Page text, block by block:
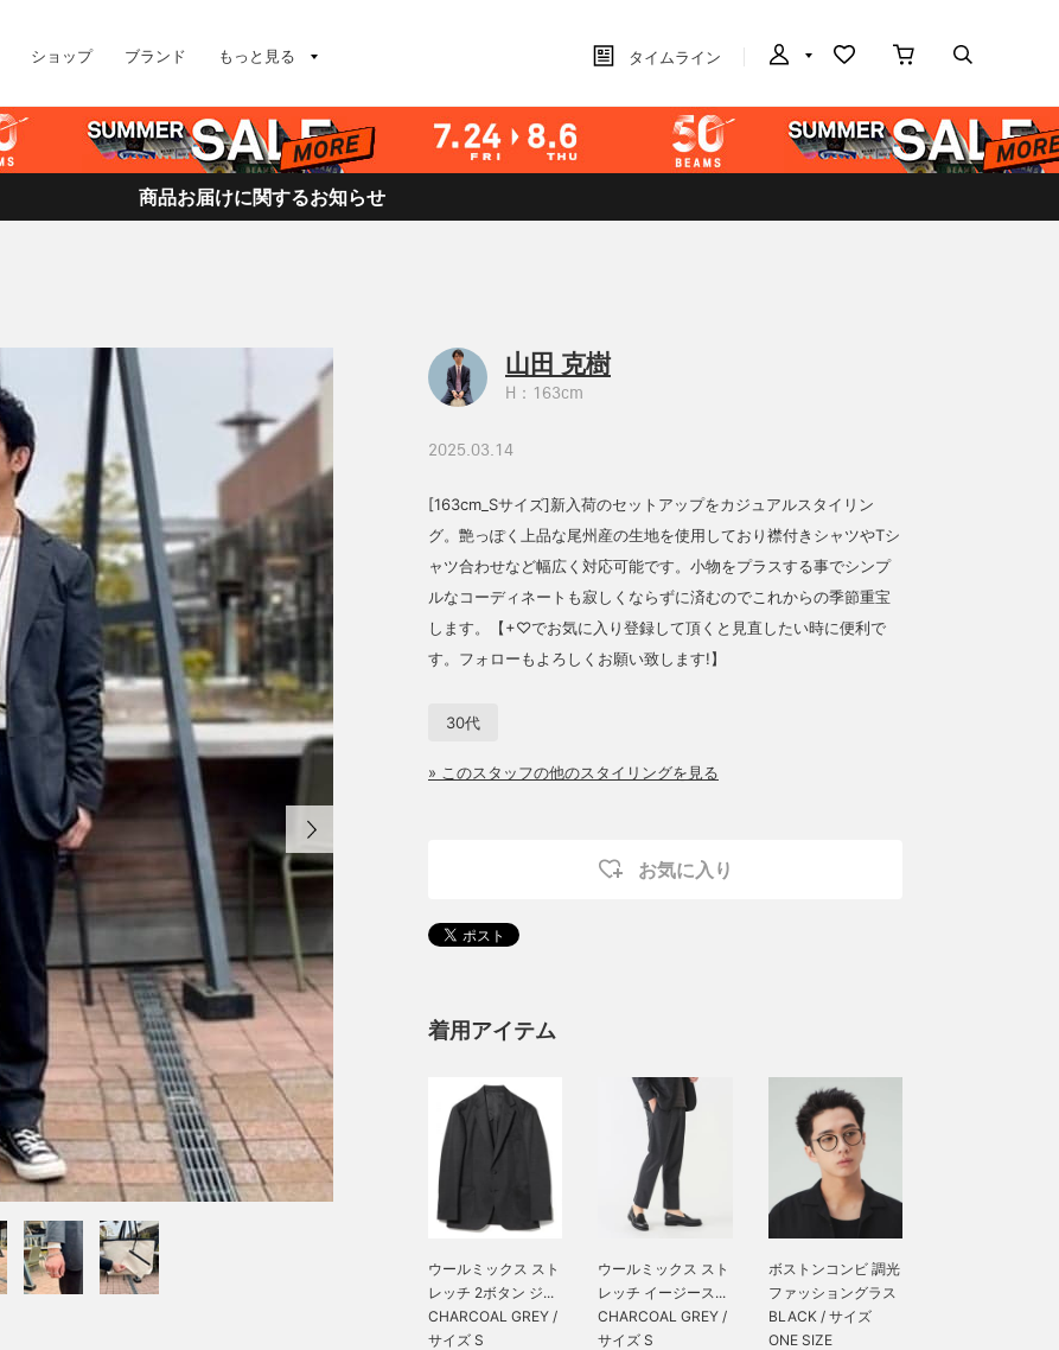
ショップ ブランド もっと見る タイムライン
商品お届けに関するお知らせ
山田 克樹
H：163cm
2025.03.14
[163cm_Sサイズ]新入荷のセットアップをカジュアルスタイリン
グ。艶っぽく上品な尾州産の生地を使用しており襟付きシャツやTシ
ャツ合わせなど幅広く対応可能です。小物をプラスする事でシンプ
ルなコーディネートも寂しくならずに済むのでこれからの季節重宝
します。【+♡でお気に入り登録して頂くと見直したい時に便利で
す。フォローもよろしくお願い致します!】
30代
» このスタッフの他のスタイリングを見る
お気に入り
着用アイテム
ウールミックス スト
レッチ 2ボタン ジ...
CHARCOAL GREY /
サイズ S
ウールミックス スト
レッチ イージース...
CHARCOAL GREY /
サイズ S
ボストンコンビ 調光
ファッショングラス
BLACK / サイズ
ONE SIZE